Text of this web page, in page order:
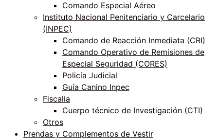
Comando Especial Aéreo
Instituto Nacional Penitenciario y Carcelario
(INPEC)
Comando de Reacción Inmediata (CRI)
Comando Operativo de Remisiones de
Especial Seguridad (CORES)
Policía Judicial
Guía Canino Inpec
Fiscalia
Cuerpo técnico de Investigación (CTI)
Otros
Prendas y Complementos de Vestir